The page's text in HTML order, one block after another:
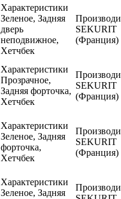
Характеристики
Зеленое, Задняя
дверь
неподвижное,
Хетчбек
SEKURIT
(Франция)
Характеристики
Прозрачное,
Задняя форточка,
Хетчбек
SEKURIT
(Франция)
Характеристики
Зеленое, Задняя
форточка,
Хетчбек
SEKURIT
(Франция)
Характеристики
Зеленое, Задняя